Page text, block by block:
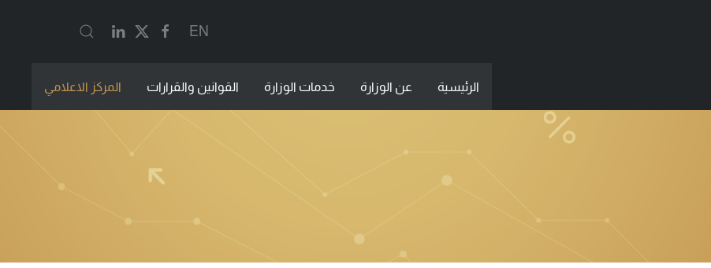
EN
الرئيسية عن الوزارة خدمات الوزارة القوانين والقرارات المركز الاعلامي